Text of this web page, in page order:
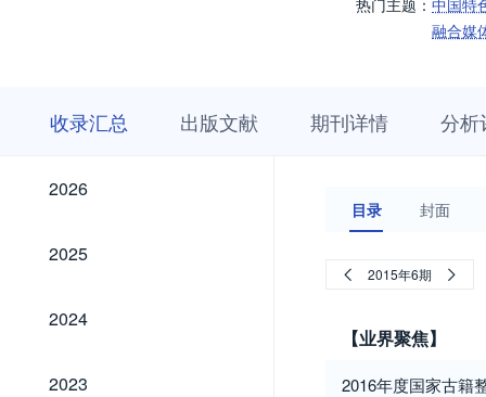
热门主题： 中国特
融合媒
收录汇总 出版文献 期刊详情 分析
2026
2026
2025
2025
2024
2024
2023
2023
目录 封面
2015年6期
【业界聚焦】
2016年度国家古籍